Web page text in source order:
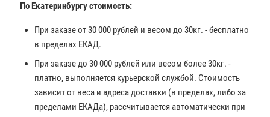
По Екатеринбургу стоимость:
При заказе от 30 000 рублей и весом до 30кг. - бесплатно
в пределах ЕКАД.
При заказе до 30 000 рублей или весом более 30кг. -
платно, выполняется курьерской службой. Стоимость
зависит от веса и адреса доставки (в пределах, либо за
пределами ЕКАДа), рассчитывается автоматически при